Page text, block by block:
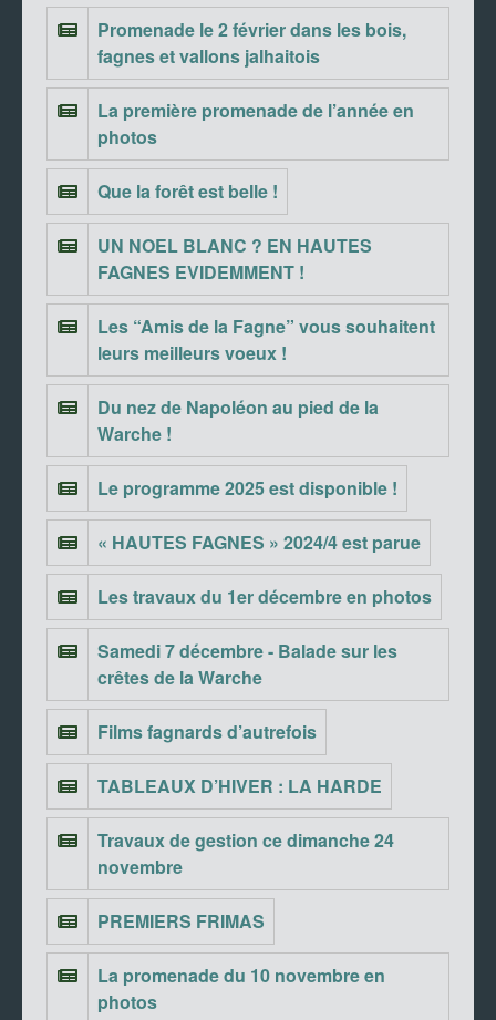
Promenade le 2 février dans les bois,
fagnes et vallons jalhaitois
La première promenade de l’année en
photos
Que la forêt est belle !
UN NOEL BLANC ? EN HAUTES
FAGNES EVIDEMMENT !
Les “Amis de la Fagne” vous souhaitent
leurs meilleurs voeux !
Du nez de Napoléon au pied de la
Warche !
Le programme 2025 est disponible !
« HAUTES FAGNES » 2024/4 est parue
Les travaux du 1er décembre en photos
Samedi 7 décembre - Balade sur les
crêtes de la Warche
Films fagnards d’autrefois
TABLEAUX D’HIVER : LA HARDE
Travaux de gestion ce dimanche 24
novembre
PREMIERS FRIMAS
La promenade du 10 novembre en
photos